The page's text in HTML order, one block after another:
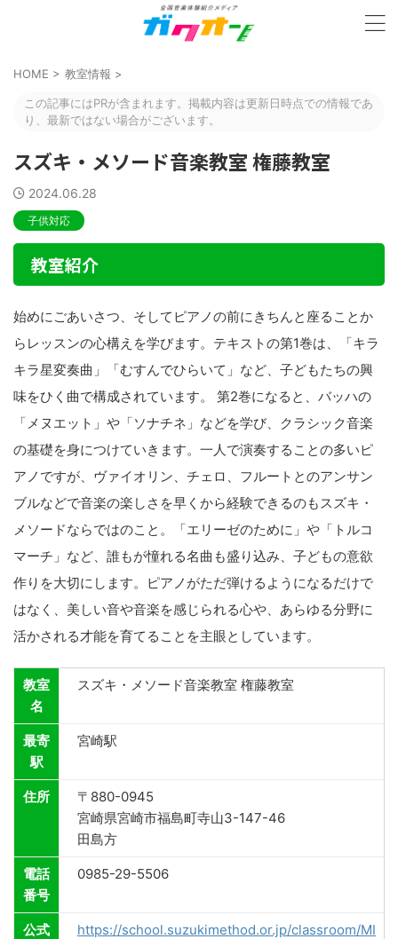
HOME > 教室情報 >
この記事にはPRが含まれます。掲載内容は更新日時点での情報であ
り、最新ではない場合がございます。
スズキ・メソード音楽教室 権藤教室
2024.06.28
子供対応
教室紹介
始めにごあいさつ、そしてピアノの前にきちんと座ることか
らレッスンの心構えを学びます。テキストの第1巻は、「キラ
キラ星変奏曲」「むすんでひらいて」など、子どもたちの興
味をひく曲で構成されています。 第2巻になると、バッハの
「メヌエット」や「ソナチネ」などを学び、クラシック音楽
の基礎を身につけていきます。一人で演奏することの多いピ
アノですが、ヴァイオリン、チェロ、フルートとのアンサン
ブルなどで音楽の楽しさを早くから経験できるのもスズキ・
メソードならではのこと。「エリーゼのために」や「トルコ
マーチ」など、誰もが憧れる名曲も盛り込み、子どもの意欲
作りを大切にします。ピアノがただ弾けるようになるだけで
はなく、美しい音や音楽を感じられる心や、あらゆる分野に
活かされる才能を育てることを主眼としています。
教室
名
スズキ・メソード音楽教室 権藤教室
最寄
駅
宮崎駅
住所
〒880-0945
宮崎県宮崎市福島町寺山3-147-46
田島方
電話
番号
0985-29-5506
公式
https://school.suzukimethod.or.jp/classroom/MI